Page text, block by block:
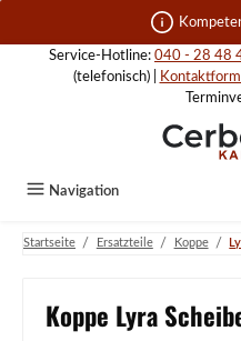
Zum Hauptinhalt springen
Service-Hotline: 040 - 28 48
(telefonisch) |
Navigation
Startseite / Ersatzteile / Koppe /
Koppe Lyra